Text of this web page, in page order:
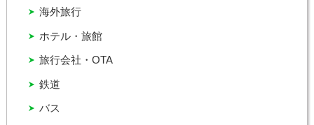
バス
ホテル・旅館
旅行会社・OTA
海外旅行
鉄道